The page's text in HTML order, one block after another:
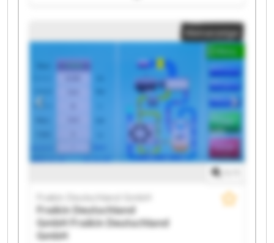
Fraikin Deutschland GmbH Fraikin Deutschland GmbH
Fraikin Deutschland GmbH Fraikin Deutschland GmbH
Fraikin Deutschland GmbH Fraikin Deutschland GmbH
Fraikin Deutschland GmbH Fraikin Deutschland GmbH
Fraikin Deutschland GmbH Fraikin Deutschland GmbH
Fraikin Deutschland GmbH Fraikin Deutschland GmbH
Kleinanzeige
Fraikin Deutschland GmbH
Fraikin Deutschland
GmbHFraikin Deutschland
GmbH